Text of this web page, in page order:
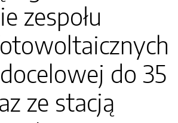
zespołu
do 35
ze stacją